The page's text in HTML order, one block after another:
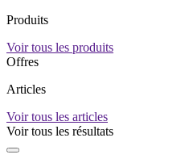
Produits
Voir tous les produits
Offres
Articles
Voir tous les articles
Voir tous les résultats